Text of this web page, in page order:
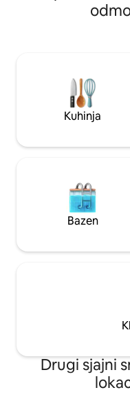
karakterom. Uživajte
Kuhinja
Bazen
Drugi sjajni